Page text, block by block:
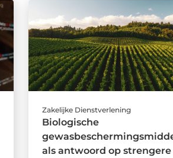
Zakelijke Dienstverlening
Biologische
als antwoord op strengere